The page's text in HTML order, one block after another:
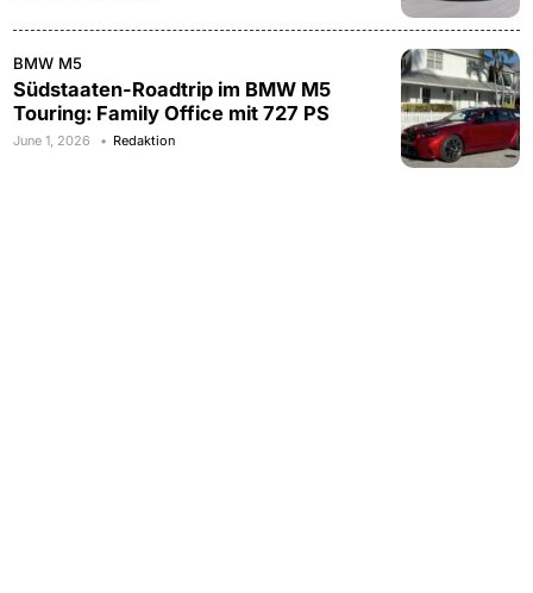
BMW M5
Südstaaten-Roadtrip im BMW M5
Touring: Family Office mit 727 PS
June 1, 2026 Redaktion